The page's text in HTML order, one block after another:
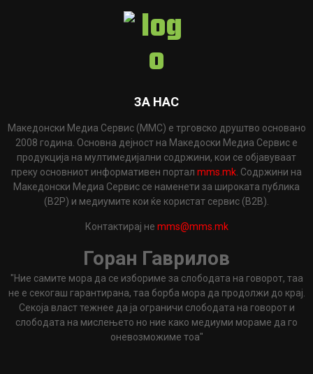
ЗА НАС
Македонски Медиа Сервис (ММС) е трговско друштво основано
2008 година. Основна дејност на Македоски Медиа Сервис е
продукција на мултимедијални содржини, кои се објавуваат
преку основниот информативен портал mms.mk . Содржини на
Македонски Медиа Сервис се наменети за широката публика
(B2P) и медиумите кои ќе користат сервис (B2B).
Контактирај не mms@mms.mk
Горан Гаврилов
"Ние самите мора да се избориме за слободата на говорот, таа
не е секогаш гарантирана, таа борба мора да продолжи до крај.
Секоја власт тежнее да ја ограничи слободата на говорот и
слободата на мислењето но ние како медиуми мораме да го
оневозможиме тоа"